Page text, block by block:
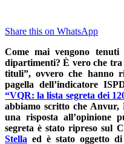
Share this on WhatsApp
Come mai vengono
dipartimenti? È vero che tra
tituli”, ovvero che hanno
pagella dell’indicatore
“VQR: la lista segreta dei
abbiamo scritto che
una risposta all’opinione
segreta è stato ripreso sul
Stella ed è stato oggetto